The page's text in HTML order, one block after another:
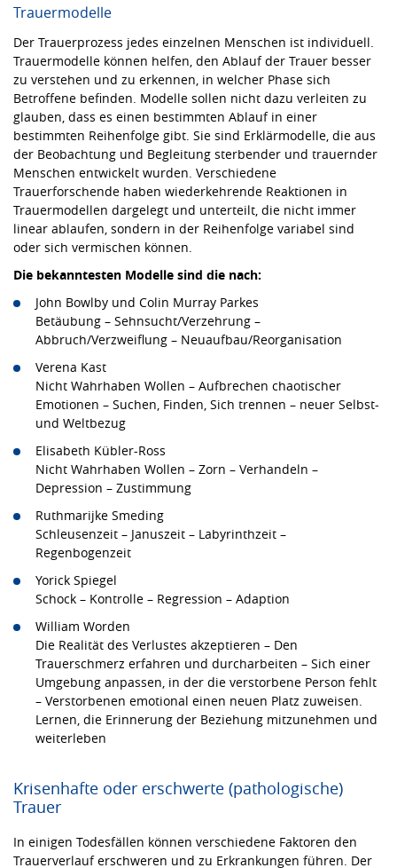
Trauermodelle
Der Trauerprozess jedes einzelnen Menschen ist individuell.
Trauermodelle können helfen, den Ablauf der Trauer besser
zu verstehen und zu erkennen, in welcher Phase sich
Betroffene befinden. Modelle sollen nicht dazu verleiten zu
glauben, dass es einen bestimmten Ablauf in einer
bestimmten Reihenfolge gibt. Sie sind Erklärmodelle, die aus
der Beobachtung und Begleitung sterbender und trauernder
Menschen entwickelt wurden. Verschiedene
Trauerforschende haben wiederkehrende Reaktionen in
Trauermodellen dargelegt und unterteilt, die nicht immer
linear ablaufen, sondern in der Reihenfolge variabel sind
oder sich vermischen können.
Die bekanntesten Modelle sind die nach:
John Bowlby und Colin Murray Parkes
Betäubung – Sehnsucht/Verzehrung –
Abbruch/Verzweiflung – Neuaufbau/Reorganisation
Verena Kast
Nicht Wahrhaben Wollen – Aufbrechen chaotischer
Emotionen – Suchen, Finden, Sich trennen – neuer Selbst-
und Weltbezug
Elisabeth Kübler-Ross
Nicht Wahrhaben Wollen – Zorn – Verhandeln –
Depression – Zustimmung
Ruthmarijke Smeding
Schleusenzeit – Januszeit – Labyrinthzeit –
Regenbogenzeit
Yorick Spiegel
Schock – Kontrolle – Regression – Adaption
William Worden
Die Realität des Verlustes akzeptieren – Den
Trauerschmerz erfahren und durcharbeiten – Sich einer
Umgebung anpassen, in der die verstorbene Person fehlt
– Verstorbenen emotional einen neuen Platz zuweisen.
Lernen, die Erinnerung der Beziehung mitzunehmen und
weiterleben
Krisenhafte oder erschwerte (pathologische)
Trauer
In einigen Todesfällen können verschiedene Faktoren den
Trauerverlauf erschweren und zu Erkrankungen führen. Der